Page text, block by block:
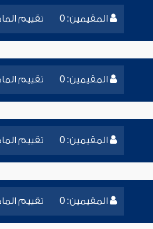
المقيمين: 0 تقييم
المقيمين: 0 تقييم
المقيمين: 0 تقييم
المقيمين: 0 تقييم